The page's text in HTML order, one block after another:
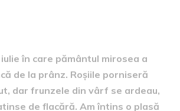
în care pământul mirosea a
de la prânz. Roșiile porniseră
dar frunzele din vârf se ardeau,
de flacără. Am întins o plasă